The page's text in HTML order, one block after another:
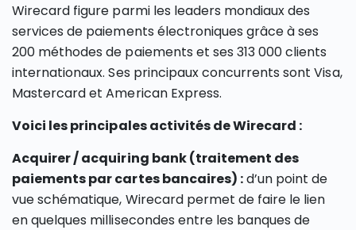
Wirecard figure parmi les leaders mondiaux des
services de paiements électroniques grâce à ses
200 méthodes de paiements et ses 313 000 clients
internationaux. Ses principaux concurrents sont Visa,
Mastercard et American Express.
Voici les principales activités de Wirecard :
Acquirer / acquiring bank (traitement des
paiements par cartes bancaires) :d’un point de
vue schématique, Wirecard permet de faire le lien
en quelques millisecondes entre les banques de